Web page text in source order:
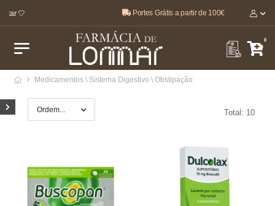
🤍 Portes Grátis a partir de 100€
0
Medicamentos \ Sistema Digestivo \ Obstipação
Total: 10